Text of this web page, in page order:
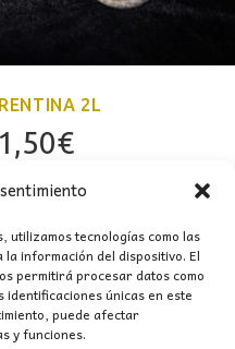
tecnologías como las
información del dispositivo. El
permitirá procesar datos como
identificaciones únicas en este
puede afectar
y funciones.
2L
€El
actual
es:
41,50€.